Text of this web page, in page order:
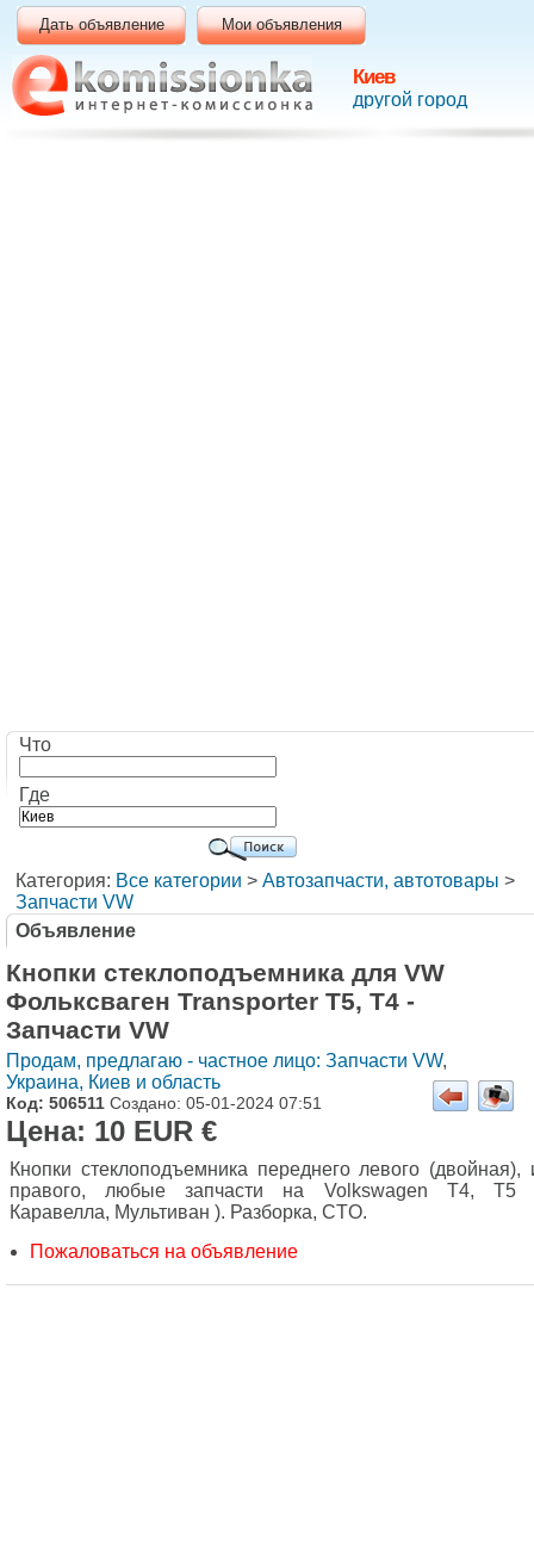
Киев
другой город
Дать объявление Мои объявления
Что
Где
Категория: Все категории > Автозапчасти, автотовары >
Запчасти VW
Объявление
Кнопки стеклоподъемника для VW
Фольксваген Transporter T5, T4 -
Запчасти VW
Продам, предлагаю - частное лицо: Запчасти VW,
Украина, Киев и область
Код: 506511 Создано: 05-01-2024 07:51
Цена: 10 EUR €
Кнопки стеклоподъемника переднего левого (двойная),
правого, любые запчасти на Volkswagen T4, T5
Каравелла, Мультиван ). Разборка, CTO.
Пожаловаться на объявление